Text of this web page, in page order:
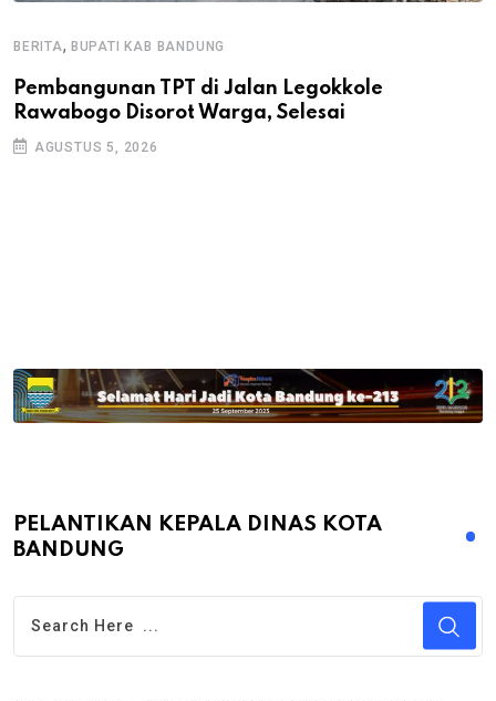
BERITA, BUPATI KAB BANDUNG
Pembangunan TPT di Jalan Legokkole
Rawabogo Disorot Warga, Selesai
AGUSTUS 5, 2026
PELANTIKAN KEPALA DINAS KOTA
BANDUNG